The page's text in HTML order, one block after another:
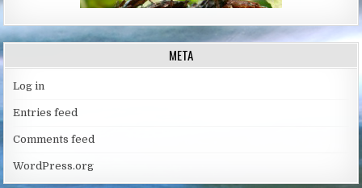
META
Log in
Entries feed
Comments feed
WordPress.org